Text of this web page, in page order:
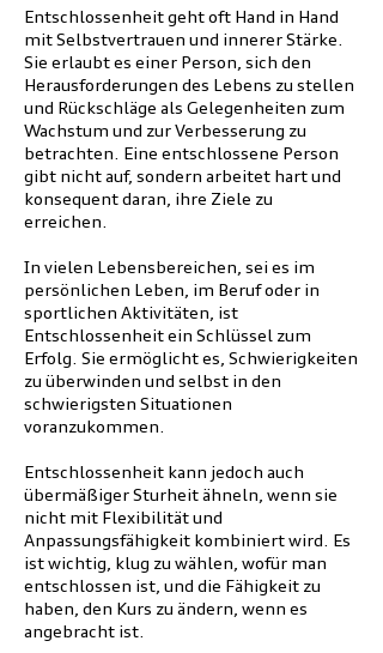
Entschlossenheit geht oft Hand in Hand
mit Selbstvertrauen und innerer Stärke.
Sie erlaubt es einer Person, sich den
Herausforderungen des Lebens zu stellen
und Rückschläge als Gelegenheiten zum
Wachstum und zur Verbesserung zu
betrachten. Eine entschlossene Person
gibt nicht auf, sondern arbeitet hart und
konsequent daran, ihre Ziele zu
erreichen.
In vielen Lebensbereichen, sei es im
persönlichen Leben, im Beruf oder in
sportlichen Aktivitäten, ist
Entschlossenheit ein Schlüssel zum
Erfolg. Sie ermöglicht es, Schwierigkeiten
zu überwinden und selbst in den
schwierigsten Situationen
voranzukommen.
Entschlossenheit kann jedoch auch
übermäßiger Sturheit ähneln, wenn sie
nicht mit Flexibilität und
Anpassungsfähigkeit kombiniert wird. Es
ist wichtig, klug zu wählen, wofür man
entschlossen ist, und die Fähigkeit zu
haben, den Kurs zu ändern, wenn es
angebracht ist.